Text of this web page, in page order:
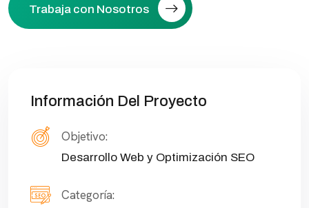
Trabaja con Nosotros
Información Del Proyecto
Objetivo:
Desarrollo Web y Optimización SEO
Categoría: